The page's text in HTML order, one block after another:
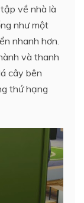
về nhà là
như một
nhanh hơn.
và thanh
cây bên
thứ hạng